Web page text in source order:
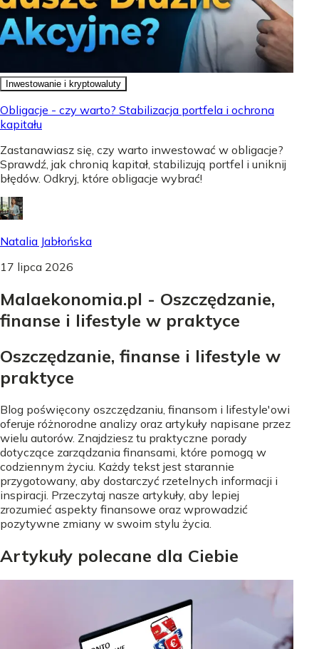
Inwestowanie i kryptowaluty
Obligacje - czy warto? Stabilizacja portfela i ochrona
kapitału
Zastanawiasz się, czy warto inwestować w obligacje?
Sprawdź, jak chronią kapitał, stabilizują portfel i uniknij
błędów. Odkryj, które obligacje wybrać!
Natalia Jabłońska
17 lipca 2026
Malaekonomia.pl - Oszczędzanie,
finanse i lifestyle w praktyce
Oszczędzanie, finanse i lifestyle w
praktyce
Blog poświęcony oszczędzaniu, finansom i lifestyle'owi
oferuje różnorodne analizy oraz artykuły napisane przez
wielu autorów. Znajdziesz tu praktyczne porady
dotyczące zarządzania finansami, które pomogą w
codziennym życiu. Każdy tekst jest starannie
przygotowany, aby dostarczyć rzetelnych informacji i
inspiracji. Przeczytaj nasze artykuły, aby lepiej
zrozumieć aspekty finansowe oraz wprowadzić
pozytywne zmiany w swoim stylu życia.
Artykuły polecane dla Ciebie